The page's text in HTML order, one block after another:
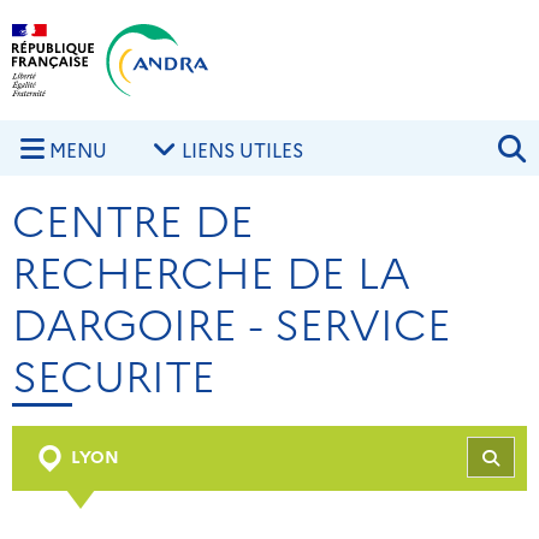
Aller au contenu principal
MENU LIENS UTILES
CENTRE DE
RECHERCHE DE LA
DARGOIRE - SERVICE
SECURITE
LYON